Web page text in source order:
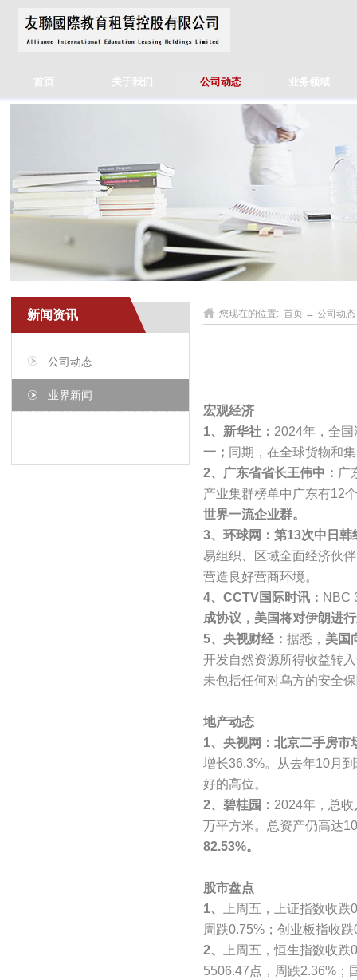
首页 关于我们 公司动态 业务领域
新闻资讯
公司动态
业界新闻
您现在的位置: 首页 → 公司动态
宏观经济
1、新华社： 2024年，全
一； 同期，在全球货物和
2、广东省省长王伟中： 广
产业集群榜单中广东有12
世界一流企业群。
3、环球网：第13次中日
易组织、区域全面经济伙
营造良好营商环境。
4、CCTV国际时讯： NBC
成协议，美国将对伊朗进
5、央视财经： 据悉， 美国
开发自然资源所得收益转
未包括任何对乌方的安全
地产动态
1、央视网：北京二手房市
增长36.3%。从去年10月
好的高位。
2、碧桂园： 2024年，总
万平方米。总资产仍高达
82.53%。
股市盘点
1、
上周五，上证指数收
周跌0.75%；创业板指收
2、
上周五，恒生指数收
5506.47点，周跌2.36%；